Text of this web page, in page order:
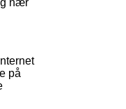
på